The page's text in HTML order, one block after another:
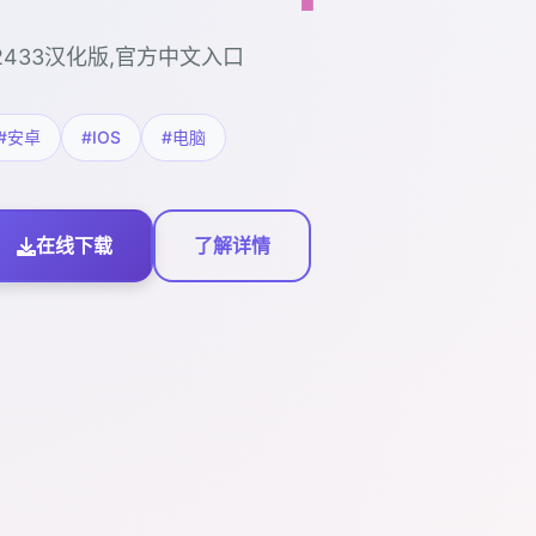
汉化版,官方中文入口
安卓 #IOS #电脑
在线下载 了解详情